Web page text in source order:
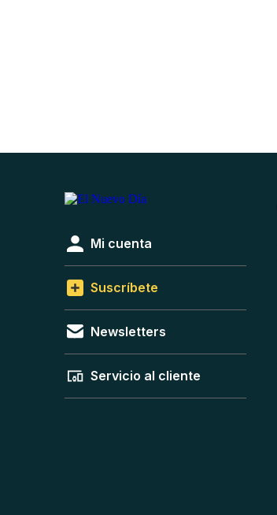
Mi cuenta
Suscríbete
Newsletters
Servicio al cliente